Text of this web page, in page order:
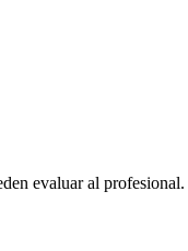
evaluar al profesional.